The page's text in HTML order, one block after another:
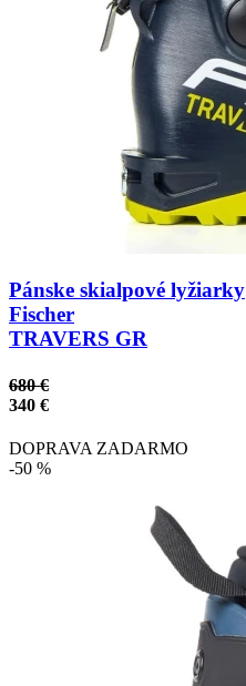
Pánske skialpové lyžiarky
Fischer
TRAVERS GR
680 €
340 €
DOPRAVA ZADARMO
-50 %